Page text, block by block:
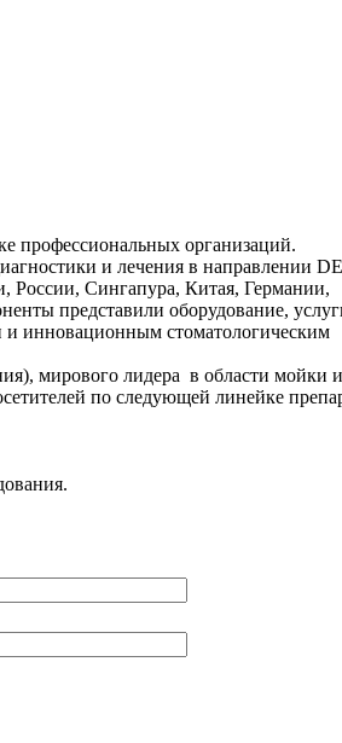
профессиональных организаций.
и лечения в направлении
России, Сингапура, Китая, Германии,
представили оборудование,
и инновационным стоматологическим
мирового лидера в области мойки и
по следующей линейке